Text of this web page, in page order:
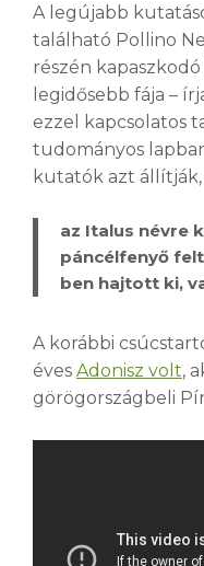
A legújabb
található Pollino
részén
legidősebb fája –
ezzel kapcsolatos
tudományos
kutatók azt
az Italus névre
páncélfenyő
ben hajtott ki,
A korábbi
éves Adonisz volt,
görögországbeli